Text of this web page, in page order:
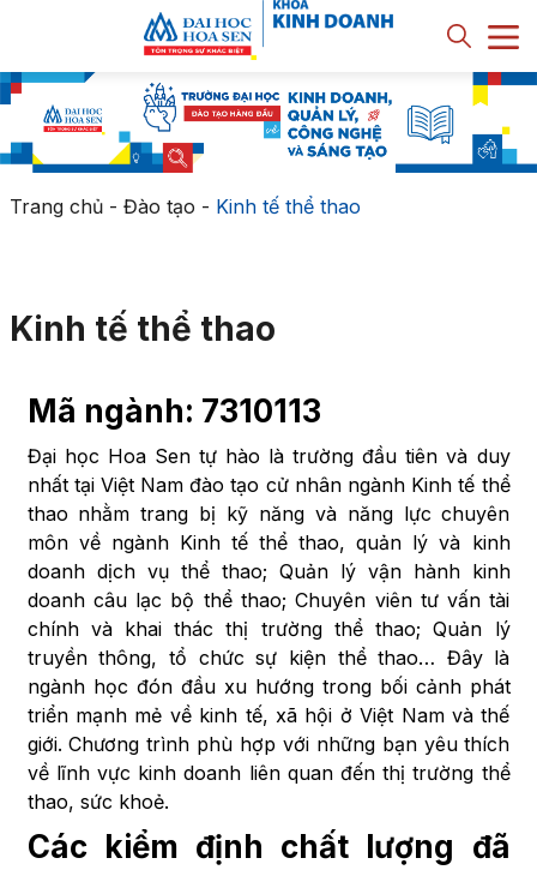
Trang chủ- Đào tạo - Kinh tế thể thao
Kinh tế thể thao
Mã ngành: 7310113
Đại học Hoa Sen tự hào là trường đầu tiên và duy
nhất tại Việt Nam đào tạo cử nhân ngành Kinh tế thể
thao nhằm trang bị kỹ năng và năng lực chuyên
môn về ngành Kinh tế thể thao, quản lý và kinh
doanh dịch vụ thể thao; Quản lý vận hành kinh
doanh câu lạc bộ thể thao; Chuyên viên tư vấn tài
chính và khai thác thị trường thể thao; Quản lý
truyền thông, tổ chức sự kiện thể thao… Đây là
ngành học đón đầu xu hướng trong bối cảnh phát
triển mạnh mẻ về kinh tế, xã hội ở Việt Nam và thế
giới. Chương trình phù hợp với những bạn yêu thích
về lĩnh vực kinh doanh liên quan đến thị trường thể
thao, sức khoẻ.
Các kiểm định chất lượng đã